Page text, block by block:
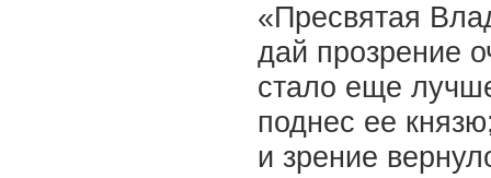
«Пресвятая
дай прозрение
стало еще
поднес ее
и зрение